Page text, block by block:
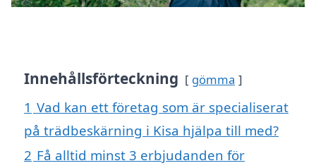
Innehållsförteckning gömma
1 Vad kan ett företag som är specialiserat
på trädbeskärning i Kisa hjälpa till med?
2 Få alltid minst 3 erbjudanden för